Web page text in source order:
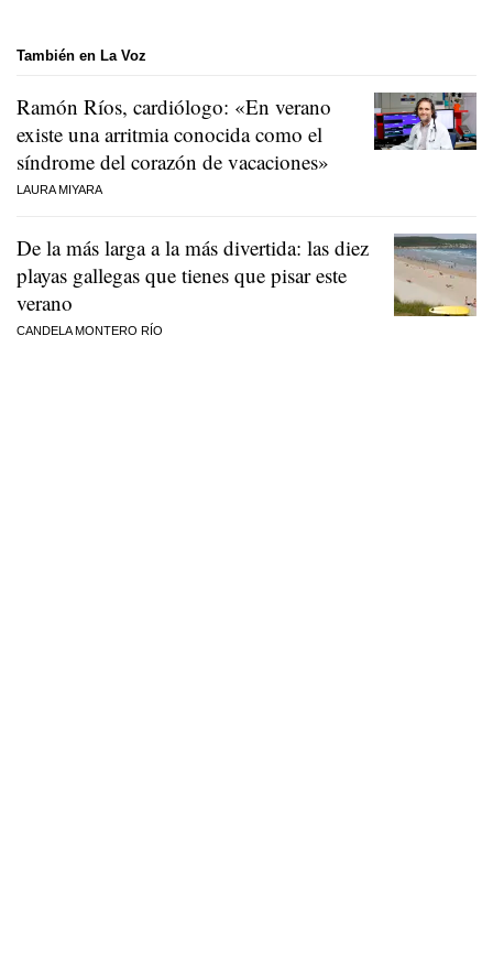
También en La Voz
Ramón Ríos, cardiólogo: «En verano
existe una arritmia conocida como el
síndrome del corazón de vacaciones»
LAURA MIYARA
De la más larga a la más divertida: las diez
playas gallegas que tienes que pisar este
verano
CANDELA MONTERO RÍO